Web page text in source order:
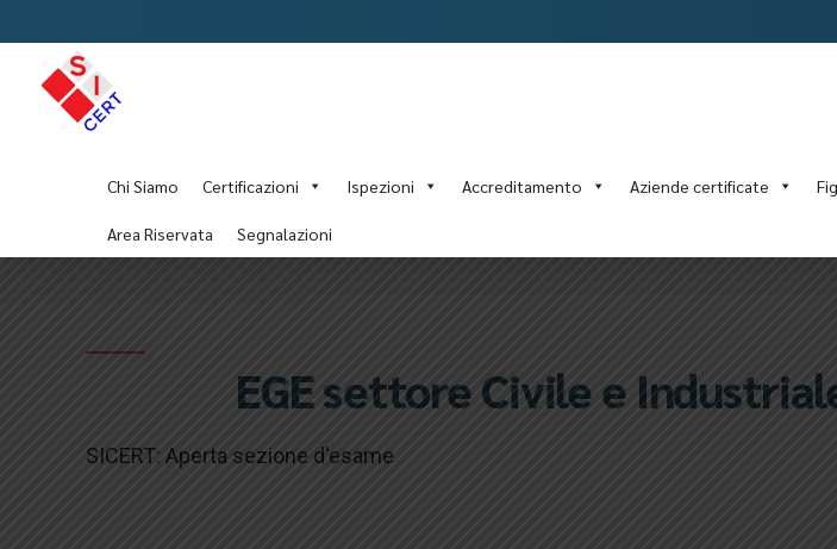
Chi Siamo Certificazioni Ispezioni Accreditamento Aziende certificate
Area Riservata Segnalazioni
EGE settore Civile e
SICERT: Aperta sezione d'esame